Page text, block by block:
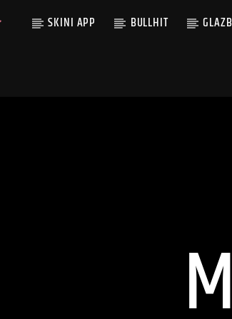
SKINI APP BULLHIT